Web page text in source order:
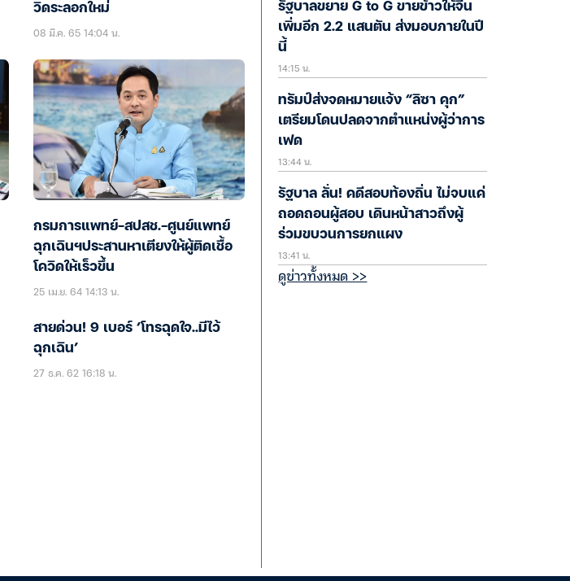
วิดระลอกใหม่
08 มี.ค. 65 14:04 น.
กรมการแพทย์-สปสช.-ศูนย์แพทย์
ฉุกเฉินฯประสานหาเตียงให้ผู้ติดเชื้อ
โควิดให้เร็วขึ้น
25 เม.ย. 64 14:13 น.
สายด่วน! 9 เบอร์ ‘โทรฉุดใจ..มีไว้
ฉุกเฉิน’
27 ธ.ค. 62 16:18 น.
รัฐบาลขยาย G to G ขายข้าวให้จีน
เพิ่มอีก 2.2 แสนตัน ส่งมอบภายในปี
นี้
14:15 น.
ทรัมป์ส่งจดหมายแจ้ง “ลิซา คุก”
เตรียมโดนปลดจากตำแหน่งผู้ว่าการ
เฟด
13:44 น.
รัฐบาล ลั่น! คดีสอบท้องถิ่น ไม่จบแค่
ถอดถอนผู้สอบ เดินหน้าสาวถึงผู้
ร่วมขบวนการยกแผง
13:41 น.
ดูข่าวทั้งหมด >>